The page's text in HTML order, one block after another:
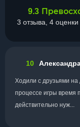
9.3
3 отзыва, 4 оценки
10
Ходили с друзьями на
процессе игры время
действительно нуж...